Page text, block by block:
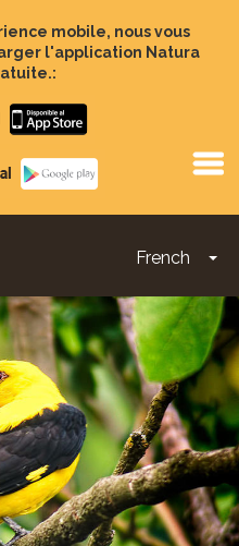
mobile, nous vous
l'application Natura
Google
French
Main
navigation